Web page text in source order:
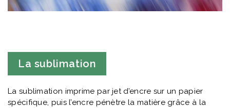
La sublimation
La sublimation imprime par jet d’encre sur un papier
spécifique, puis l’encre pénètre la matière grâce à la